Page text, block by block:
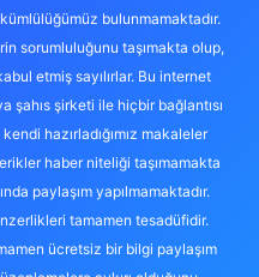
bulunmamaktadır.
sorumluluğunu taşımakta olup,
etmiş sayılırlar. Bu internet
şahıs şirketi ile hiçbir bağlantısı
hazırladığımız makaleler
haber niteliği taşımamakta
paylaşım yapılmamaktadır.
tamamen tesadüfidir.
ücretsiz bir bilgi paylaşım